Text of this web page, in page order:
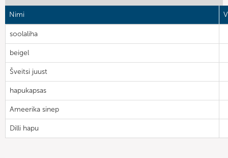
Nimi
soolaliha
beigel
Šveitsi juust
hapukapsas
Ameerika sinep
Dilli hapu